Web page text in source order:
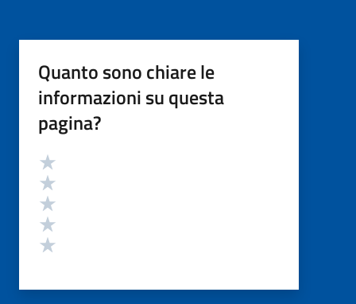
Quanto sono chiare le
informazioni su questa
pagina?
Valutazione